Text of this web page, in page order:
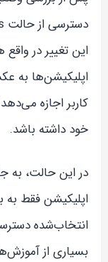
این تغییر در
اپلیکیشن‌ها به
کاربر اجازه
خود داشته باشد.
در این حالت، به
اپلیکیشن فقط
انتخاب‌شده
بسیاری از